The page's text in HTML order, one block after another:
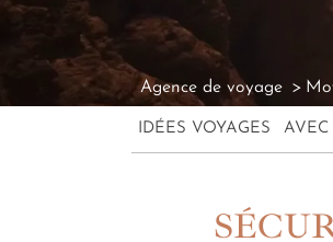
Agence de voyage
IDÉES VOYAGES AVEC